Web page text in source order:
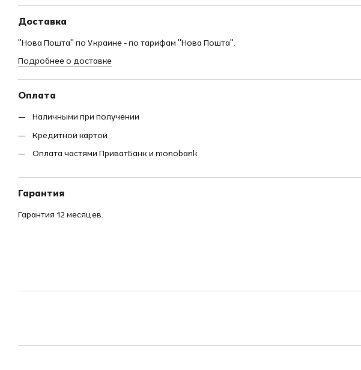
Доставка
"Нова Пошта" по Украине - по тарифам "Нова Пошта".
Подробнее о доставке
Оплата
Наличными при получении
Кредитной картой
Оплата частями ПриватБанк и monobank
Гарантия
Гарантия 12 месяцев.